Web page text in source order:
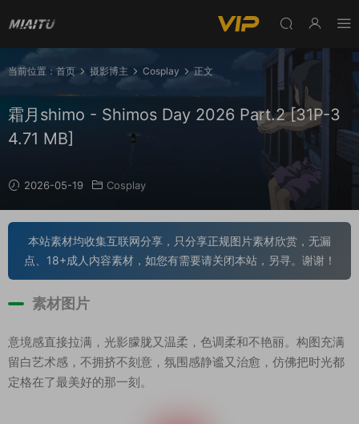
当前位置： 首页 摄影博主 Cosplay 正文
霜月shimo - Shimos Day 2026 Part.2 [31P-3
4.71 MB]
2026-05-19 Cosplay
本站素材均收集互联网分享，只分享正规图片素材欣赏，无漏
点、18+成人内容素材，如您有需要请关闭本站，另寻。谢谢！
素材图片
意境感直接拉满，光影朦胧又温柔，色调柔和不艳丽。构图充满
留白艺术感，不拥挤不刻意，氛围感静谧又治愈，仿佛把时光都
定格在了最美好的那一刻。